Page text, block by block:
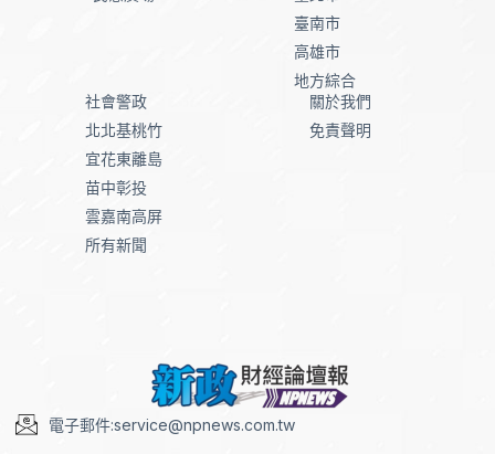
臺南市
高雄市
地方綜合
社會警政
北北基桃竹
宜花東離島
苗中彰投
雲嘉南高屏
所有新聞
關於我們
免責聲明
電子郵件:service@npnews.com.tw